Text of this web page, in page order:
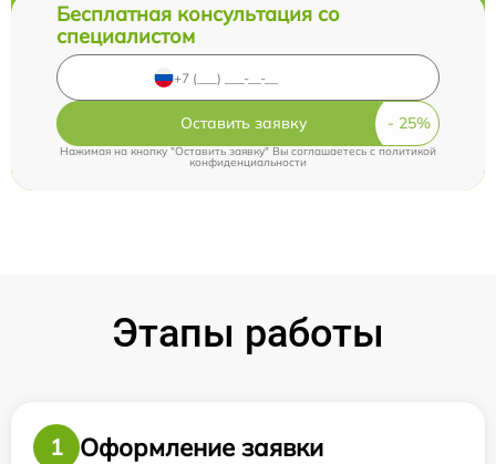
Бесплатная консультация со
специалистом
Оставить заявку
Нажимая на кнопку "Оставить заявку" Вы соглашаетесь cполитикой
конфиденциальности
Этапы работы
1
Оформление заявки